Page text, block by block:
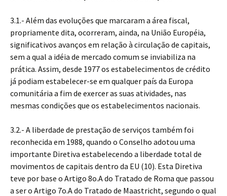
3.1.- Além das evoluções que marcaram a área fiscal,
propriamente dita, ocorreram, ainda, na União Européia,
significativos avanços em relação à circulação de capitais,
sem a qual a idéia de mercado comum se inviabiliza na
prática. Assim, desde 1977 os estabelecimentos de crédito
já podiam estabelecer-se em qualquer país da Europa
comunitária a fim de exercer as suas atividades, nas
mesmas condições que os estabelecimentos nacionais.
3.2.- A liberdade de prestação de serviços também foi
reconhecida em 1988, quando o Conselho adotou uma
importante Diretiva estabelecendo a liberdade total de
movimentos de capitais dentro da EU (10). Esta Diretiva
teve por base o Artigo 8o.A do Tratado de Roma que passou
a ser o Artigo 7o.A do Tratado de Maastricht, segundo o qual